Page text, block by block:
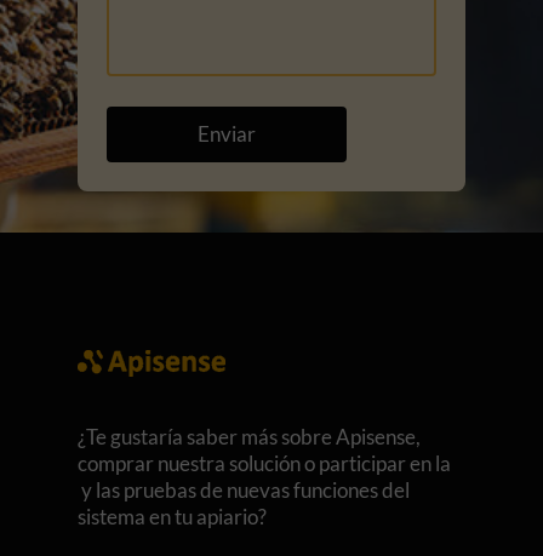
Enviar
¿Te gustaría saber más sobre Apisense,
comprar nuestra solución o participar en la
y las pruebas de nuevas funciones del
sistema en tu apiario?